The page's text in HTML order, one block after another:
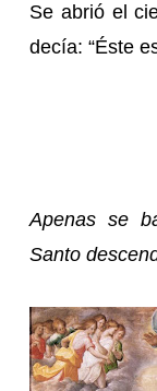
Se abrió el
decía: “Éste
Apenas se
Santo